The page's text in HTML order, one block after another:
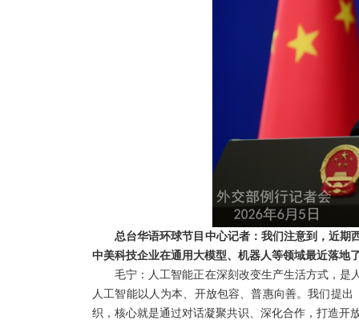
总台华语环球节目中心记者：我们注意到，近期
中美科技企业在通用大模型、机器人等领域最近落地
毛宁：人工智能正在深刻改变生产生活方式，是
人工智能以人为本、开放包容、普惠向善。我们提
织，核心就是通过对话凝聚共识、深化合作，打造开